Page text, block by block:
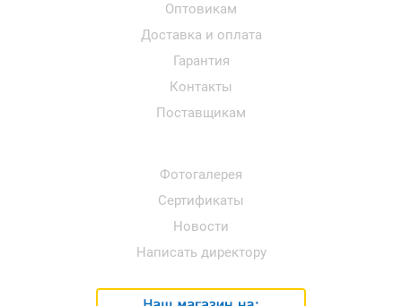
Оптовикам
Доставка и оплата
Гарантия
Контакты
Поставщикам
Фотогалерея
Сертификаты
Новости
Написать директору